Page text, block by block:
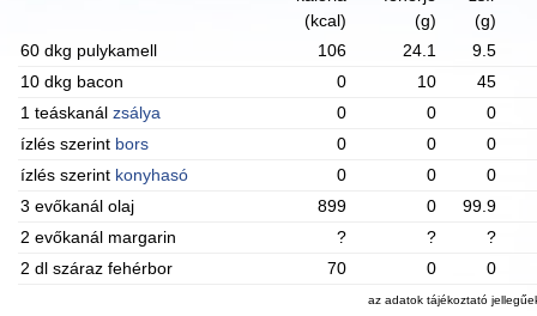
(kcal)
(g)
(g)
60 dkg pulykamell
106 24.1
9.5
10 dkg bacon
0 10
45
1 teáskanál zsálya 0 0
0
ízlés szerint bors 0 0
0
ízlés szerint konyhasó 0 0
0
3 evőkanál olaj
899 0
99.9
2 evőkanál margarin
? ?
?
2 dl száraz fehérbor
70 0 0
az adatok tájékoztató